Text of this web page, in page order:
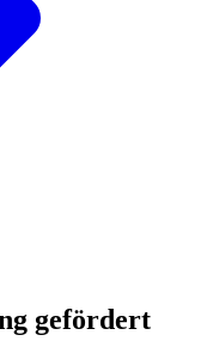
gefördert